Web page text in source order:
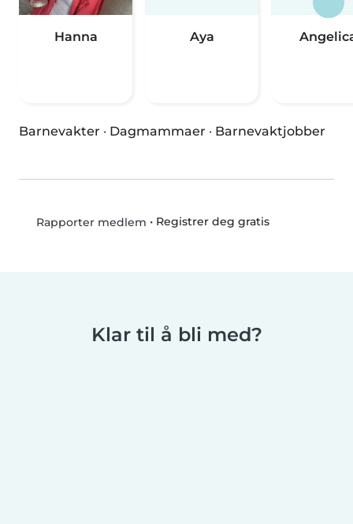
Hanna Aya
Barnevakter · Dagmammaer · Barnevaktjobber
Rapporter medlem • Registrer deg gratis
Klar til å bli med?